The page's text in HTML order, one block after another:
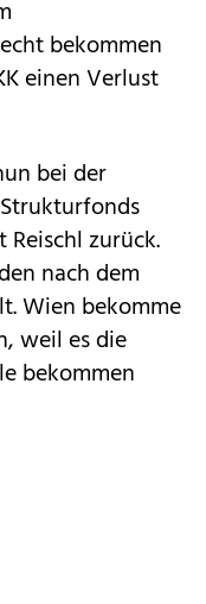
bekommen
einen Verlust
bei der
zurück.
nach dem
Wien bekomme
weil es die
bekommen